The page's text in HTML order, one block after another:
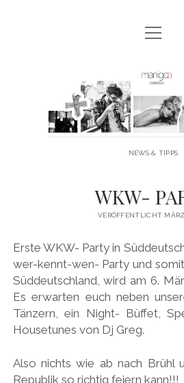
MANIGOO BLOG
MANIGOO
IMPRESSUM &
Menü
öffnen
Manigoo
NEWS & TIPPS
WKW-
VERÖFFENTLICHT
Erste WKW- Party in
wer-kennt-wen- Party und
Süddeutschland, wird am 6.
Es erwarten euch neben
Tänzern, ein Night- Büffet,
Housetunes von Dj Greg.
Also nichts wie ab nach Brühl
Republik so richtig feiern kann!!!